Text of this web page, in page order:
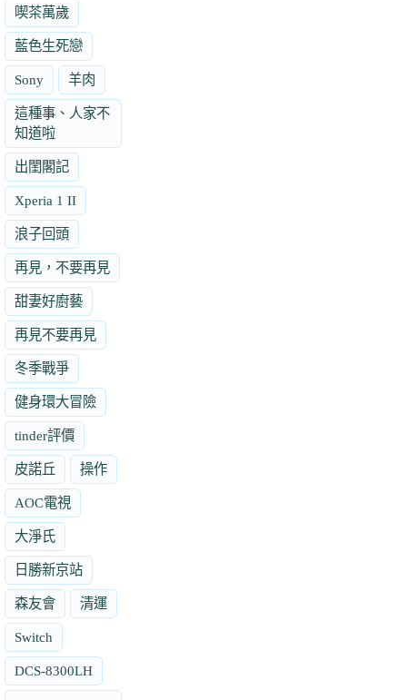
喫茶萬歲
藍色生死戀
Sony 羊肉
這種事、人家不
知道啦
出閨閣記
Xperia 1 II
浪子回頭
再見，不要再見
甜妻好廚藝
再見不要再見
冬季戰爭
健身環大冒險
tinder評價
皮諾丘 操作
AOC電視
大淨氏
日勝新京站
森友會 清運
Switch
DCS-8300LH